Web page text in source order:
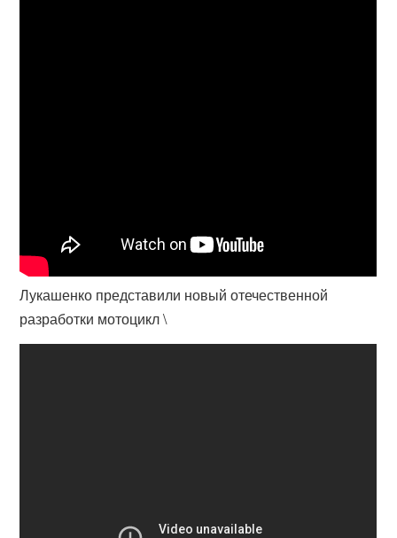
Лукашенко представили новый отечественной
разработки мотоцикл \